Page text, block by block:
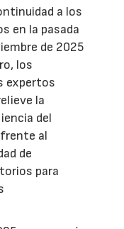
a los
en la pasada
de 2025
los
expertos
la
del
al
de
para